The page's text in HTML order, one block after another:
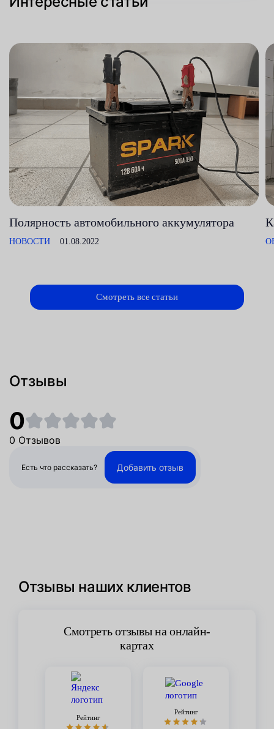
Полярность автомобильного аккумулятора
НОВОСТИ 01.08.2022
Смотреть все статьи
Отзывы
0
0 Отзывов
Есть что рассказать? Добавить отзыв
Отзывы наших клиентов
Смотреть отзывы на онлайн-
картах
Рейтинг
Рейтинг